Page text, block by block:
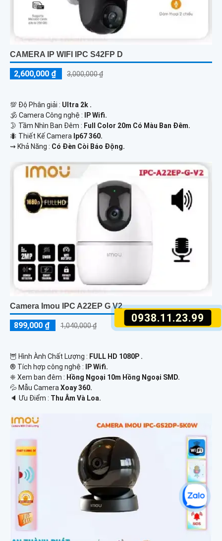
0938.11.23.99
CAMERA IP WIFI IPC S42FP D
2,600,000 ₫ 3,000,000 ₫
💯 Độ Phân giải : Ultra 2k .
🕉️ Camera Công nghệ : IP Wifi.
🌛 Tầm Nhìn Ban Đêm : Full Color 20m Có Màu Ban Đêm.
🐜 Thiết Kế Camera Ip67 360.
️⇝ Khả Năng : Có Đèn Còi Báo Động.
Camera Imou IPC A22EP G V2
899,000 ₫ 1,040,000 ₫
🦉 Hình Ành Chất Lượng : FULL HD 1080P .
®️ Tích hợp công nghệ :
IP Wifi.
❈ Xem ban đêm : Hồng Ngoại 10m Hồng Ngoại SMD.
💦 Mẫu Camera Xoay 360.
️🔈 Ưu Điểm : Thu Âm Và Loa.